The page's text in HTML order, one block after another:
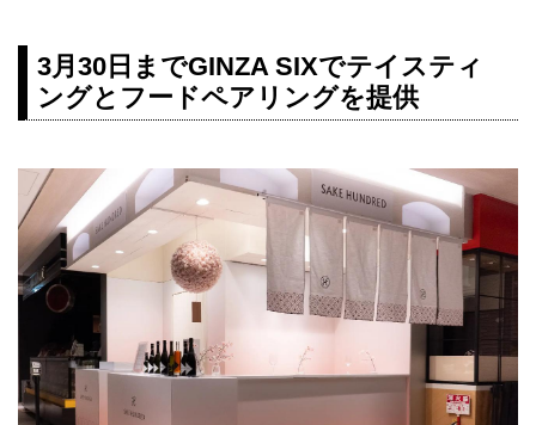
3月30日までGINZA SIXでテイスティ
ングとフードペアリングを提供